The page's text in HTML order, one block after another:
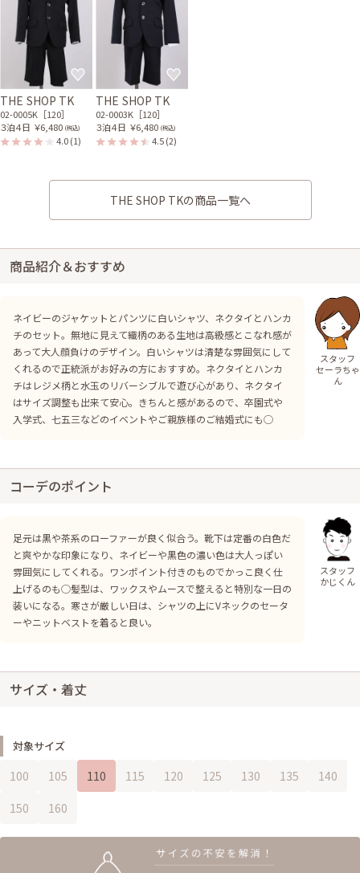
THE SHOP TK
02-0005K［120］
３泊４日 ￥6,480 (税込)
4.0(1)
THE SHOP TK
02-0003K［120］
３泊４日 ￥6,480 (税込)
4.5(2)
THE SHOP TKの商品一覧へ
商品紹介＆おすすめ
ネイビーのジャケットとパンツに白いシャツ、ネクタイとハンカ
チのセット。無地に見えて織柄のある生地は高級感とこなれ感が
あって大人顔負けのデザイン。白いシャツは清楚な雰囲気にして
くれるので正統派がお好みの方におすすめ。ネクタイとハンカ
チはレジメ柄と水玉のリバーシブルで遊び心があり、ネクタイ
はサイズ調整も出来て安心。きちんと感があるので、卒園式や
入学式、七五三などのイベントやご親族様のご結婚式にも◯
スタッフ
セーラちゃ
ん
コーデのポイント
足元は黒や茶系のローファーが良く似合う。靴下は定番の白色だ
と爽やかな印象になり、ネイビーや黒色の濃い色は大人っぽい
雰囲気にしてくれる。ワンポイント付きのものでかっこ良く仕
上げるのも◯髪型は、ワックスやムースで整えると特別な一日の
装いになる。寒さが厳しい日は、シャツの上にVネックのセータ
ーやニットベストを着ると良い。
スタッフ
かじくん
サイズ・着丈
対象サイズ
100 105 110 115 120 125 130 135
140
150
160